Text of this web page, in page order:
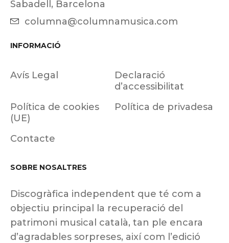
Sabadell, Barcelona
columna@columnamusica.com
INFORMACIÓ
Avís Legal
Declaració
d’accessibilitat
Política de cookies
(UE)
Política de privadesa
Contacte
SOBRE NOSALTRES
Discogràfica independent que té com a
objectiu principal la recuperació del
patrimoni musical català, tan ple encara
d’agradables sorpreses, així com l’edició